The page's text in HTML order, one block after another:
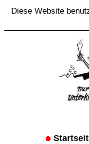
Diese Website